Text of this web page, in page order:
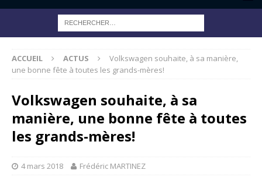
ACCUEIL ACTUS
Volkswagen souhaite, à sa manière,
une bonne fête à toutes les grands-mères!
Volkswagen souhaite, à sa
manière, une bonne fête à toutes
les grands-mères!
4 mars 2018 Frédéric MARTINEZ